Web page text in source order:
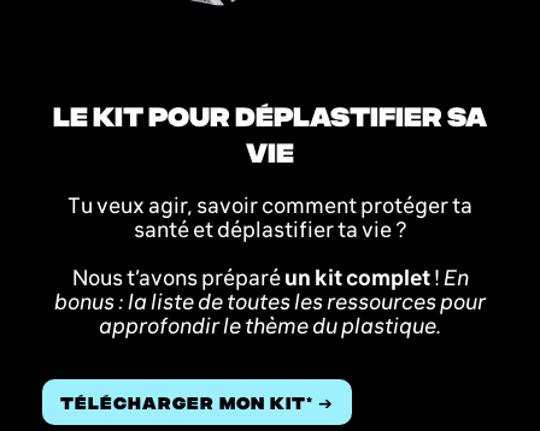
LE KIT POUR DÉPLASTIFIER SA
VIE
Tu veux agir, savoir comment protéger ta
santé et déplastifier ta vie ?
Nous t’avons préparé un kit complet! En
bonus : la liste de toutes les ressources pour
approfondir le thème du plastique.
TÉLÉCHARGER MON KIT* ➔